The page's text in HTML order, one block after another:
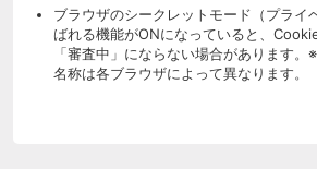
ブラウザのシークレットモード（プライ
ばれる機能がONになっていると、
「審査中」にならない場合があります
名称は各ブラウザによって異なります。